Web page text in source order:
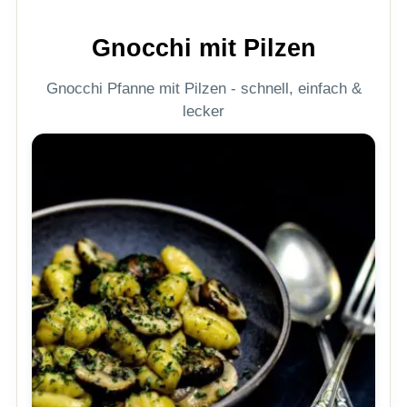
Gnocchi mit Pilzen
Gnocchi Pfanne mit Pilzen - schnell, einfach &
lecker